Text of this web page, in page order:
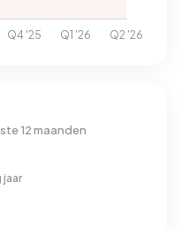
12 maanden
jaar